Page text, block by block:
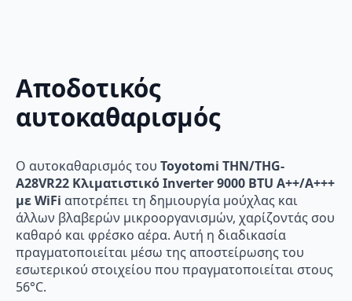
Αποδοτικός
αυτοκαθαρισμός
Ο αυτοκαθαρισμός του Toyotomi THN/THG-
A28VR22 Κλιματιστικό Inverter 9000 BTU A++/A+++
με WiFi αποτρέπει τη δημιουργία μούχλας και
άλλων βλαβερών μικροοργανισμών, χαρίζοντάς σου
καθαρό και φρέσκο αέρα. Αυτή η διαδικασία
πραγματοποιείται μέσω της αποστείρωσης του
εσωτερικού στοιχείου που πραγματοποιείται στους
56°C.